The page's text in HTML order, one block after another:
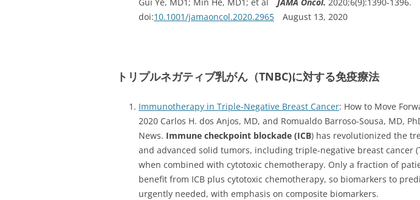
doi:10.1001/jamaoncol.2020.2965 August 13, 2020
トリプルネガティブ乳がん（TNBC)に対する免疫療法
Immunotherapy in Triple-Negative Breast Cancer: How to Move
2020 Carlos H. dos Anjos, MD, and Romualdo Barroso-Sousa, MD,
News. Immune checkpoint blockade (ICB) has revolutionized the
and advanced solid tumors, including triple-negative breast cancer
when combined with cytotoxic chemotherapy. Only a fraction of
benefit from ICB plus cytotoxic chemotherapy, so biomarkers to
urgently needed, with emphasis on composite biomarkers.